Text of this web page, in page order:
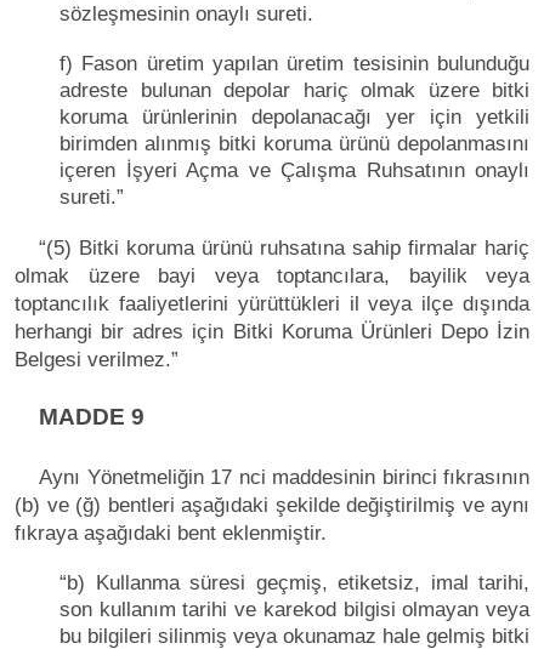
sözleşmesinin onaylı sureti.
f) Fason üretim yapılan üretim tesisinin bulunduğu
adreste bulunan depolar hariç olmak üzere bitki
koruma ürünlerinin depolanacağı yer için yetkili
birimden alınmış bitki koruma ürünü depolanmasını
içeren İşyeri Açma ve Çalışma Ruhsatının onaylı
sureti.”
“(5) Bitki koruma ürünü ruhsatına sahip firmalar hariç
olmak üzere bayi veya toptancılara, bayilik veya
toptancılık faaliyetlerini yürüttükleri il veya ilçe dışında
herhangi bir adres için Bitki Koruma Ürünleri Depo İzin
Belgesi verilmez.”
MADDE 9
Aynı Yönetmeliğin 17 nci maddesinin birinci fıkrasının
(b) ve (ğ) bentleri aşağıdaki şekilde değiştirilmiş ve aynı
fıkraya aşağıdaki bent eklenmiştir.
“b) Kullanma süresi geçmiş, etiketsiz, imal tarihi,
son kullanım tarihi ve karekod bilgisi olmayan veya
bu bilgileri silinmiş veya okunamaz hale gelmiş bitki